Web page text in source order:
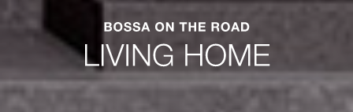
Concierge Portobello.
Conozca su portal online al mundo de